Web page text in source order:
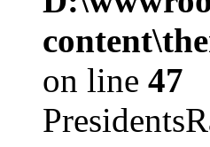
on line 47